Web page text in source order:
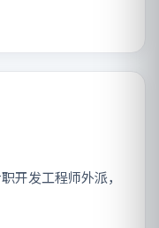
开发工程师外派，